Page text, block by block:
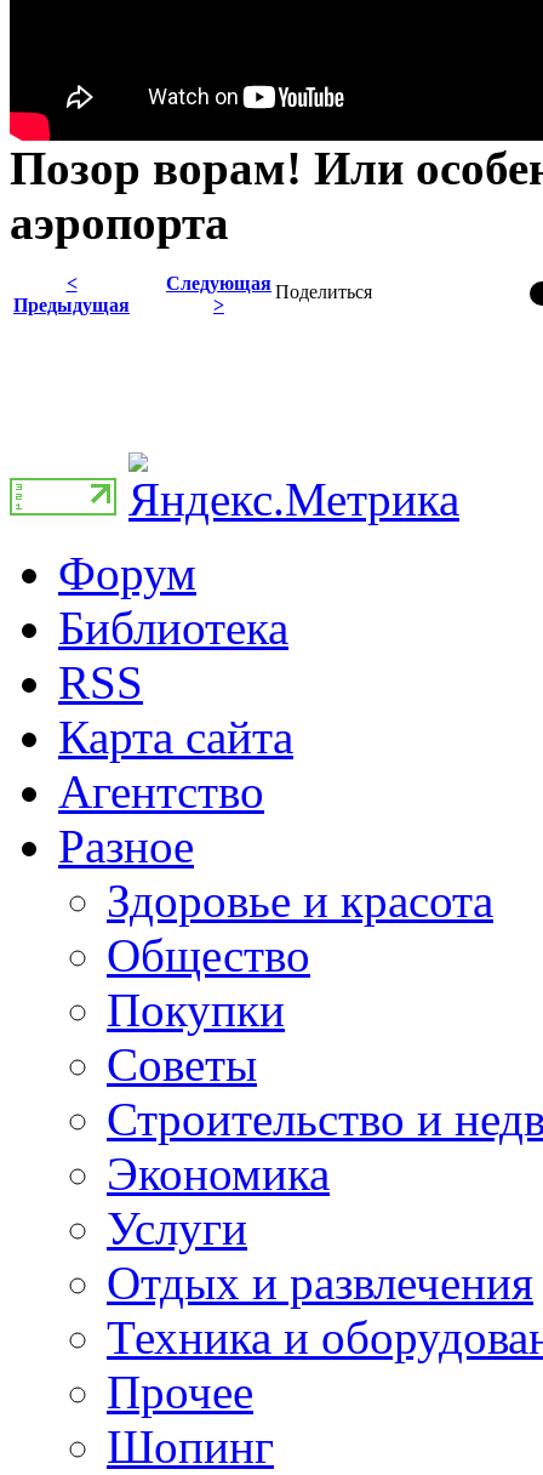
Позор ворам! Или
аэропорта
Поделиться
<
Предыдущая
Следующая
>
Форум
Библиотека
RSS
Карта сайта
Агентство
Разное
Здоровье и красота
Общество
Покупки
Советы
Строительство и
Экономика
Услуги
Отдых и развлечения
Техника и
Прочее
Шопинг